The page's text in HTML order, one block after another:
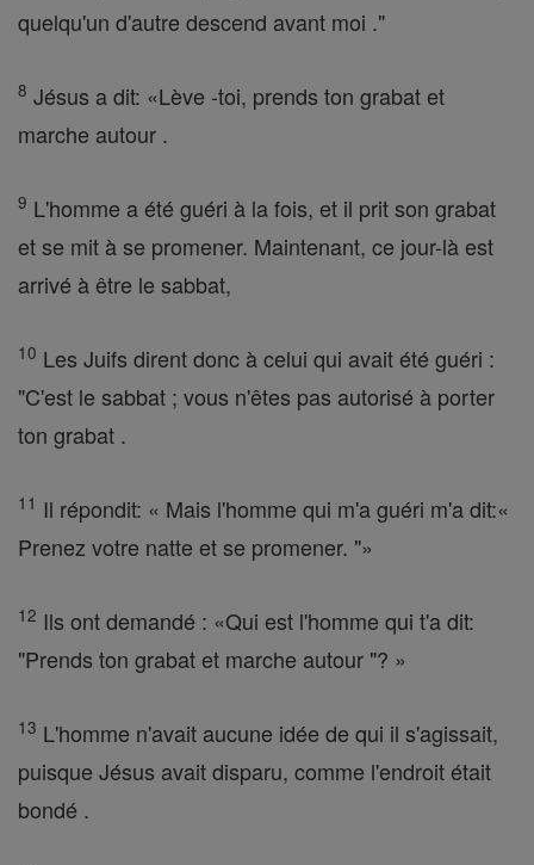
quelqu'un d'autre descend avant moi ."
8 Jésus a dit: «Lève -toi, prends ton grabat et
marche autour .
9 L'homme a été guéri à la fois, et il prit son grabat
et se mit à se promener. Maintenant, ce jour-là est
arrivé à être le sabbat,
10 Les Juifs dirent donc à celui qui avait été guéri :
"C'est le sabbat ; vous n'êtes pas autorisé à porter
ton grabat .
11 Il répondit: « Mais l'homme qui m'a guéri m'a dit:«
Prenez votre natte et se promener. "»
12 Ils ont demandé : «Qui est l'homme qui t'a dit:
"Prends ton grabat et marche autour "? »
13 L'homme n'avait aucune idée de qui il s'agissait,
puisque Jésus avait disparu, comme l'endroit était
bondé .